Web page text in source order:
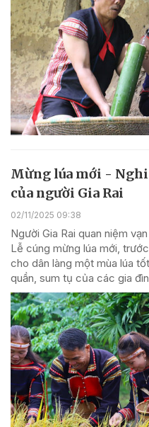
Mừng lúa mới -
của người Gia Rai
02/11/2025 09:38
Người Gia Rai quan niệm
Lễ cúng mừng lúa mới,
cho dân làng một mùa lúa
quần, sum tụ của các gia